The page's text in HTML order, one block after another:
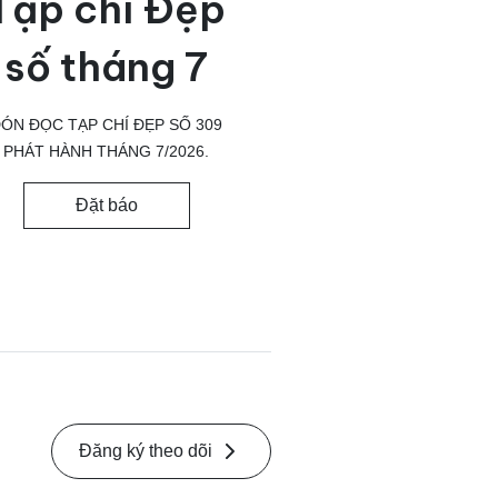
số tháng 7
ĐỌC TẠP CHÍ ĐẸP SỐ 309
PHÁT HÀNH THÁNG 7/2026.
Đặt báo
Đăng ký theo dõi